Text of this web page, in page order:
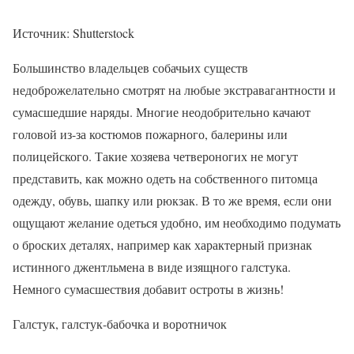
Источник: Shutterstock
Большинство владельцев собачьих существ
недоброжелательно смотрят на любые экстравагантности и
сумасшедшие наряды. Многие неодобрительно качают
головой из-за костюмов пожарного, балерины или
полицейского. Такие хозяева четвероногих не могут
представить, как можно одеть на собственного питомца
одежду, обувь, шапку или рюкзак. В то же время, если они
ощущают желание одеться удобно, им необходимо подумать
о броских деталях, например как характерный признак
истинного джентльмена в виде изящного галстука.
Немного сумасшествия добавит остроты в жизнь!
Галстук, галстук-бабочка и воротничок